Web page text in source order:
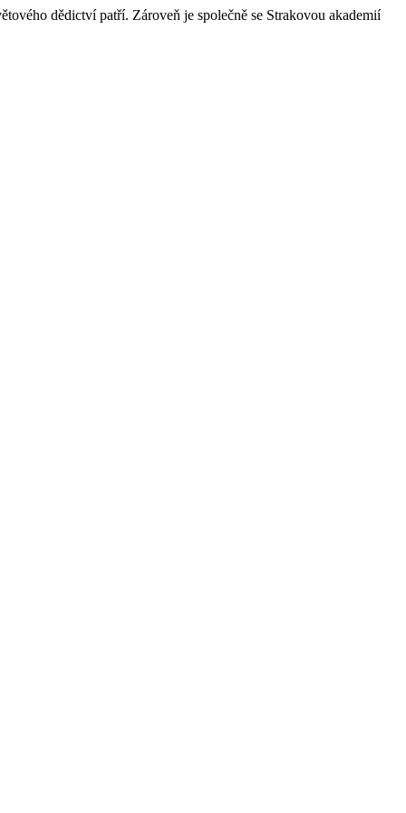
dědictví patří. Zároveň je společně se Strakovou akademií